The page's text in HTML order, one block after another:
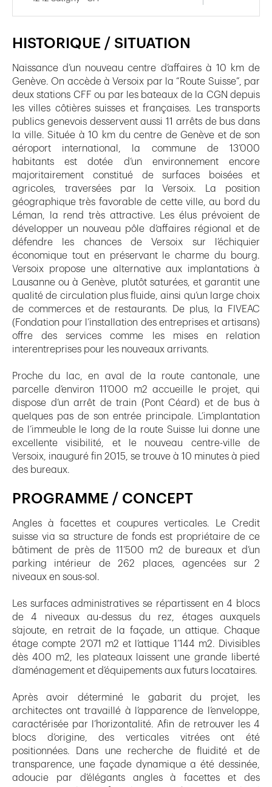
HISTORIQUE / SITUATION
Naissance d’un nouveau centre d’affaires à 10 km de
Genève. On accède à Versoix par la “Route Suisse”, par
deux stations CFF ou par les bateaux de la CGN depuis
les villes côtières suisses et françaises. Les transports
publics genevois desservent aussi 11 arrêts de bus dans
la ville. Située à 10 km du centre de Genève et de son
aéroport international, la commune de 13’000
habitants est dotée d’un environnement encore
majoritairement constitué de surfaces boisées et
agricoles, traversées par la Versoix. La position
géographique très favorable de cette ville, au bord du
Léman, la rend très attractive. Les élus prévoient de
développer un nouveau pôle d’affaires régional et de
défendre les chances de Versoix sur l’échiquier
économique tout en préservant le charme du bourg.
Versoix propose une alternative aux implantations à
Lausanne ou à Genève, plutôt saturées, et garantit une
qualité de circulation plus fluide, ainsi qu’un large choix
de commerces et de restaurants. De plus, la FIVEAC
(Fondation pour l’installation des entreprises et artisans)
offre des services comme les mises en relation
interentreprises pour les nouveaux arrivants.
Proche du lac, en aval de la route cantonale, une
parcelle d’environ 11’000 m2 accueille le projet, qui
dispose d’un arrêt de train (Pont Céard) et de bus à
quelques pas de son entrée principale. L’implantation
de l’immeuble le long de la route Suisse lui donne une
excellente visibilité, et le nouveau centre-ville de
Versoix, inauguré fin 2015, se trouve à 10 minutes à pied
des bureaux.
PROGRAMME / CONCEPT
Angles à facettes et coupures verticales. Le Credit
suisse via sa structure de fonds est propriétaire de ce
bâtiment de près de 11’500 m2 de bureaux et d’un
parking intérieur de 262 places, agencées sur 2
niveaux en sous-sol.
Les surfaces administratives se répartissent en 4 blocs
de 4 niveaux au-dessus du rez, étages auxquels
s’ajoute, en retrait de la façade, un attique. Chaque
étage compte 2’071 m2 et l’attique 1’144 m2. Divisibles
dès 400 m2, les plateaux laissent une grande liberté
d’aménagement et d’équipements aux futurs locataires.
Après avoir déterminé le gabarit du projet, les
architectes ont travaillé à l’apparence de l’enveloppe,
caractérisée par l’horizontalité. Afin de retrouver les 4
blocs d’origine, des verticales vitrées ont été
positionnées. Dans une recherche de fluidité et de
transparence, une façade dynamique a été dessinée,
adoucie par d’élégants angles à facettes et des